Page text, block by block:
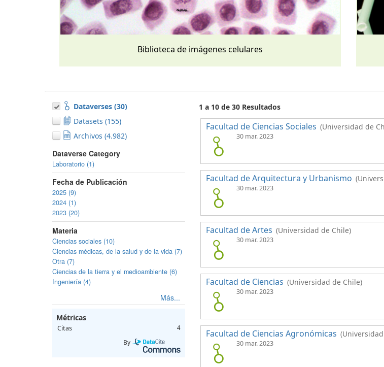
Biblioteca de imágenes celulares
Dataverses (30)
Datasets (155)
Archivos (4.982)
Dataverse Category
Laboratorio (1)
Fecha de Publicación
2025 (9)
2024 (1)
2023 (20)
Materia
Ciencias sociales (10)
Ciencias médicas, de la salud y de la vida (7)
Otra (7)
Ciencias de la tierra y el medioambiente (6)
Ingeniería (4)
Más...
Métricas
Citas 4
By
1 a 10 de 30 Resultados
Facultad de Ciencias Sociales (Universidad de
30 mar. 2023
Facultad de Arquitectura y Urbanismo
30 mar. 2023
Facultad de Artes (Universidad de Chile)
30 mar. 2023
Facultad de Ciencias (Universidad de Chile)
30 mar. 2023
Facultad de Ciencias Agronómicas
30 mar. 2023